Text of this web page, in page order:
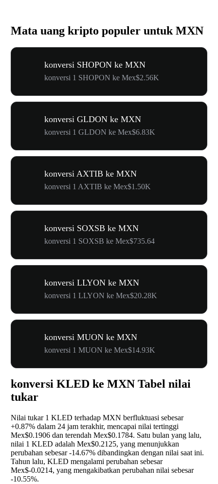
Mata uang kripto populer untuk MXN
konversi SHOPON ke MXN
konversi 1 SHOPON ke Mex$2.56K
konversi GLDON ke MXN
konversi 1 GLDON ke Mex$6.83K
konversi AXTIB ke MXN
konversi 1 AXTIB ke Mex$1.50K
konversi SOXSB ke MXN
konversi 1 SOXSB ke Mex$735.64
konversi LLYON ke MXN
konversi 1 LLYON ke Mex$20.28K
konversi MUON ke MXN
konversi 1 MUON ke Mex$14.93K
konversi KLED ke MXN Tabel nilai
tukar
Nilai tukar 1 KLED terhadap MXN berfluktuasi sebesar
+0.87% dalam 24 jam terakhir, mencapai nilai tertinggi
Mex$0.1906 dan terendah Mex$0.1784. Satu bulan yang lalu,
nilai 1 KLED adalah Mex$0.2125, yang menunjukkan
perubahan sebesar-14.67% dibandingkan dengan nilai saat ini.
Tahun lalu, KLED mengalami perubahan sebesar
Mex$-0.0214, yang mengakibatkan perubahan nilai sebesar
-10.55%.